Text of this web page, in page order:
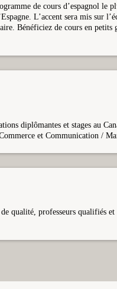
de cours d’espagnol le
L’accent sera mis sur
Bénéficiez de cours en petits
diplômantes et stages au
et Communication /
qualité, professeurs qualifiés